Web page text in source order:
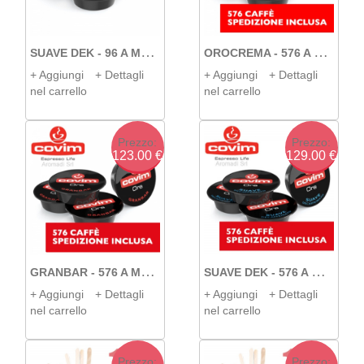
S
UAVE DEK - 96 A MODO MIO COVIM
+ Aggiungi
nel carrello
+ Dettagli
O
ROCREMA - 576 A MODO MIO COVIM
+ Aggiungi
nel carrello
+ Dettagli
Prezzo:
123.00 €
G
RANBAR - 576 A MODO MIO COVIM
+ Aggiungi
nel carrello
+ Dettagli
Prezzo:
129.00 €
S
UAVE DEK - 576 A MODO MIO COVIM
+ Aggiungi
nel carrello
+ Dettagli
Prezzo: Prezzo: